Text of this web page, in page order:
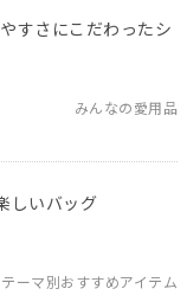
すさにこだわったシ
みんなの愛用品
しいバッグ
テーマ別おすすめアイテム